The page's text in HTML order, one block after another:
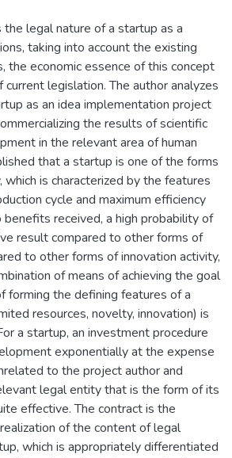
the legal nature of a startup as a
taking into account the existing
the economic essence of this concept
legislation. The author analyzes
as an idea implementation project
the results of scientific
in the relevant area of human
that a startup is one of the forms
which is characterized by the features
cycle and maximum efficiency
received, a high probability of
result compared to other forms of
to other forms of innovation activity,
of means of achieving the goal
forming the defining features of a
resources, novelty, innovation) is
a startup, an investment procedure
exponentially at the expense
to the project author and
legal entity that is the form of its
effective. The contract is the
of the content of legal
which is appropriately differentiated